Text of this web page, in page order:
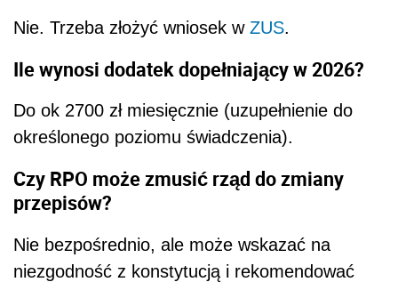
Nie. Trzeba złożyć wniosek w ZUS.
Ile wynosi dodatek dopełniający w 2026?
Do ok 2700 zł miesięcznie (uzupełnienie do
określonego poziomu świadczenia).
Czy RPO może zmusić rząd do zmiany
przepisów?
Nie bezpośrednio, ale może wskazać na
niezgodność z konstytucją i rekomendować